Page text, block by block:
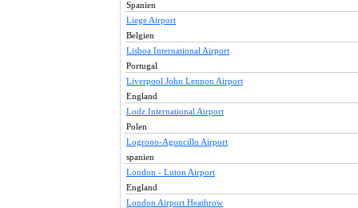
Spanien
Liege Airport
Belgien
Lisboa International Airport
Portugal
Liverpool John Lennon Airport
England
Lodz International Airport
Polen
Logrono-Agoncillo Airport
spanien
London - Luton Airport
England
London Airport Heathrow